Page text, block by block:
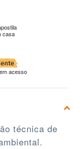
casa
acesso
técnica de